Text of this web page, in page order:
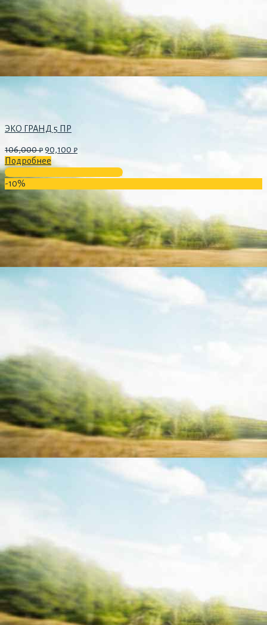
ЭКО ГРАНД 5 ПР
106,000₽90,100 ₽
Подробнее
В полный каталог ЭКО ГРАНД
-10%